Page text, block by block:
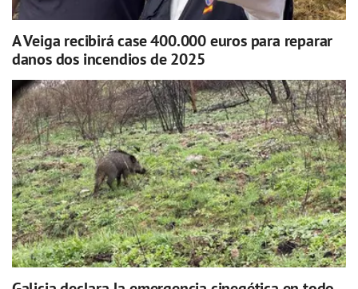
A Veiga recibirá case 400.000 euros para reparar
danos dos incendios de 2025